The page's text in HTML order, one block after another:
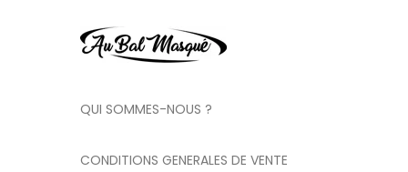
QUI SOMMES-NOUS ?
CONDITIONS GENERALES DE VENTE